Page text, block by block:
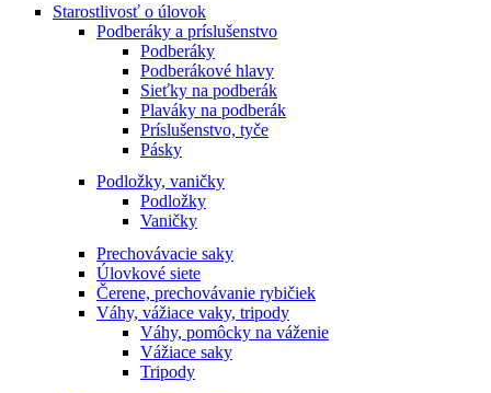
Starostlivosť o úlovok
Podberáky a príslušenstvo
Podberáky
Podberákové hlavy
Sieťky na podberák
Plaváky na podberák
Príslušenstvo, tyče
Pásky
Podložky, vaničky
Podložky
Vaničky
Prechovávacie saky
Úlovkové siete
Čerene, prechovávanie rybičiek
Váhy, vážiace vaky, tripody
Váhy, pomôcky na váženie
Vážiace saky
Tripody